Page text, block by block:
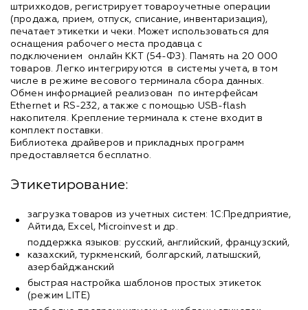
штрихкодов, регистрирует товароучетные операции
(продажа, прием, отпуск, списание, инвентаризация),
печатает этикетки и чеки. Может использоваться для
оснащения рабочего места продавца с
подключением онлайн ККТ (54-ФЗ). Память на 20 000
товаров. Легко интегрируются в системы учета, в том
числе в режиме весового терминала сбора данных.
Обмен информацией реализован по интерфейсам
Ethernet и RS-232, а также с помощью USB-flash
накопителя. Крепление терминала к стене входит в
комплект поставки.
Библиотека драйверов и прикладных программ
предоставляется бесплатно.
Этикетирование:
загрузка товаров из учетных систем: 1С:Предприятие,
Айтида, Excel, Microinvest и др.
поддержка языков: русский, английский, французский,
казахский, туркменский, болгарский, латышский,
азербайджанский
быстрая настройка шаблонов простых этикеток
(режим LITE)